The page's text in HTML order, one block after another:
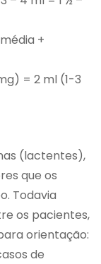
+
= 2 ml (1-3
(lactentes),
que os
Todavia
os pacientes,
orientação:
de